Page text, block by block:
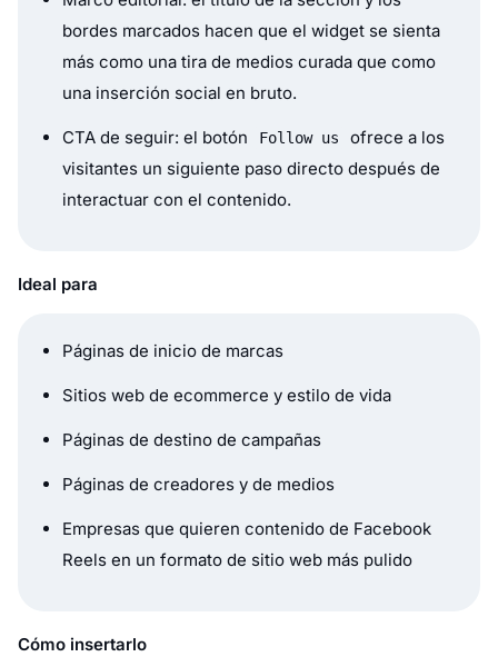
bordes marcados hacen que el widget se sienta
más como una tira de medios curada que como
una inserción social en bruto.
CTA de seguir: el botón Follow us
ofrece a los
visitantes un siguiente paso directo después de
interactuar con el contenido.
Ideal para
Páginas de inicio de marcas
Sitios web de ecommerce y estilo de vida
Páginas de destino de campañas
Páginas de creadores y de medios
Empresas que quieren contenido de Facebook
Reels en un formato de sitio web más pulido
Cómo insertarlo